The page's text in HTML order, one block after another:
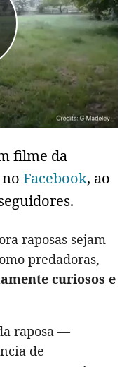
filme da
Facebook, ao
raposas sejam
predadoras,
curiosos e
raposa —
de